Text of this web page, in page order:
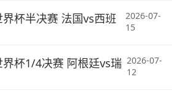
杯半决赛 法国vs西班
2026-07-
15
杯1/4决赛 阿根廷vs瑞 2026-07-
12